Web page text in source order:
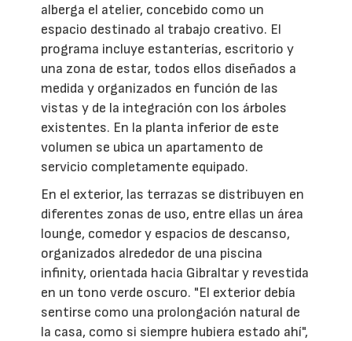
alberga el atelier, concebido como un
espacio destinado al trabajo creativo. El
programa incluye estanterías, escritorio y
una zona de estar, todos ellos diseñados a
medida y organizados en función de las
vistas y de la integración con los árboles
existentes. En la planta inferior de este
volumen se ubica un apartamento de
servicio completamente equipado.
En el exterior, las terrazas se distribuyen en
diferentes zonas de uso, entre ellas un área
lounge, comedor y espacios de descanso,
organizados alrededor de una piscina
infinity, orientada hacia Gibraltar y revestida
en un tono verde oscuro. "El exterior debía
sentirse como una prolongación natural de
la casa, como si siempre hubiera estado ahí",